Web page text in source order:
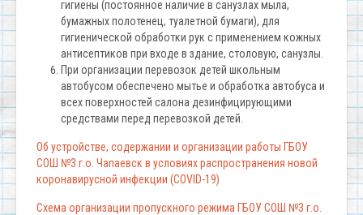
гигиены (постоянное наличие в санузлах мыла,
бумажных полотенец, туалетной бумаги), для
гигиенической обработки рук с применением кожных
антисептиков при входе в здание, столовую, санузлы.
При организации перевозок детей школьным
автобусом обеспечено мытье и обработка автобуса и
всех поверхностей салона дезинфицирующими
средствами перед перевозкой детей.
Об устройстве, содержании и организации работы ГБОУ
СОШ №3 г.о. Чапаевск в условиях распространения новой
коронавирусной инфекции (COVID-19)
Схема организации пропускного режима ГБОУ СОШ №3 г.о.